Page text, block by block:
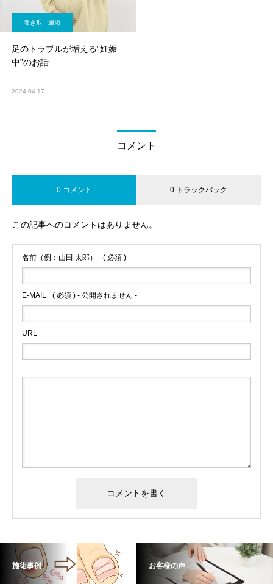
巻き爪 施術
足のトラブルが増える”妊娠
中”のお話
2024.04.17
コメント
0 コメント 0 トラックバック
この記事へのコメントはありません。
名前（例：山田 太郎） ( 必須 )
E-MAIL ( 必須 ) - 公開されません -
URL
施術事例 お客様の声